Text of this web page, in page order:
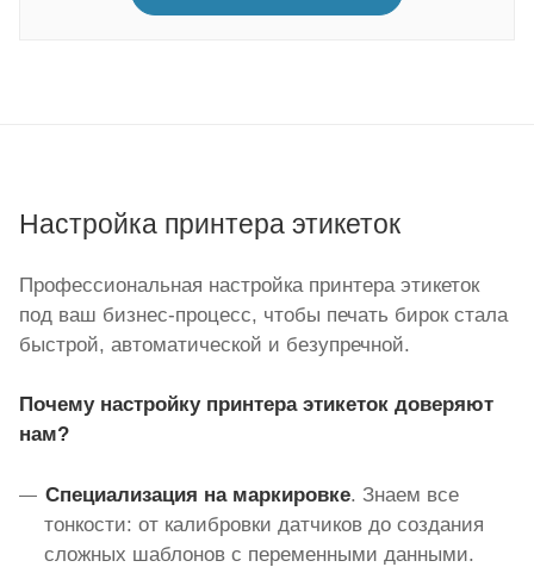
Настройка принтера этикеток
Профессиональная настройка принтера этикеток
под ваш бизнес-процесс, чтобы печать бирок стала
быстрой, автоматической и безупречной.
Почему настройку принтера этикеток доверяют
нам?
Специализация на маркировке. Знаем все
тонкости: от калибровки датчиков до создания
сложных шаблонов с переменными данными.